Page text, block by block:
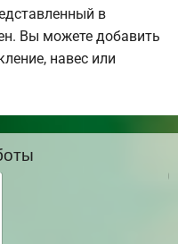
в
Вы можете добавить
навес или